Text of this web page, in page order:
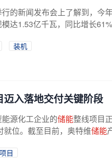
的新闻发布会上了解到，今
达1.53亿千瓦，同比增长
装机
迈入落地交付关键阶段
源化工企业的储能整线项目
位。截至目前，奥特维储能
目